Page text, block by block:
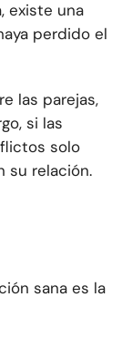
existe una
perdido el
las parejas,
si las
solo
su relación.
sana es la